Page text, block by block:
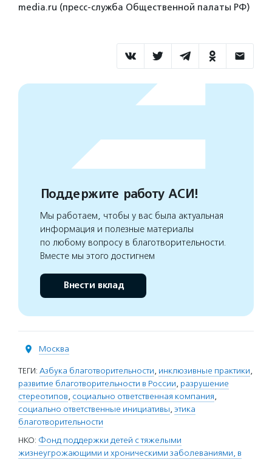
media.ru (пресс-служба Общественной палаты РФ)
Поддержите работу АСИ!
Мы работаем, чтобы у вас была актуальная
информация и полезные материалы
по любому вопросу в благотворительности.
Вместе мы этого достигнем
Внести вклад
Москва
ТЕГИ: Азбука благотворительности, инклюзивные практики,
развитие благотворительности в России, разрушение
стереотипов, социально ответственная компания,
социально ответственные инициативы, этика
благотворительности
НКО: Фонд поддержки детей с тяжелыми
жизнеугрожающими и хроническими заболеваниями, в